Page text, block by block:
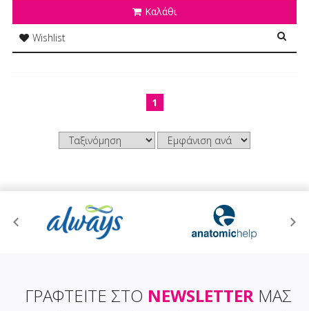
Καλάθι
Wishlist
1
ΓΡΑΦΤΕΙΤΕ ΣΤΟ NEWSLETTERΜΑΣ